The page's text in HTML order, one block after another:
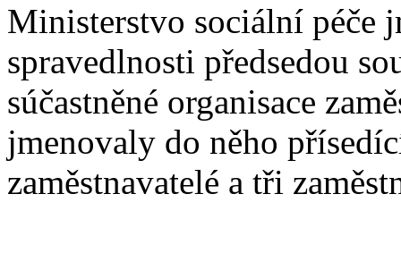
Ministerstvo sociální péče
spravedlnosti předsedou
súčastněné organisace
jmenovaly do něho
zaměstnavatelé a tři